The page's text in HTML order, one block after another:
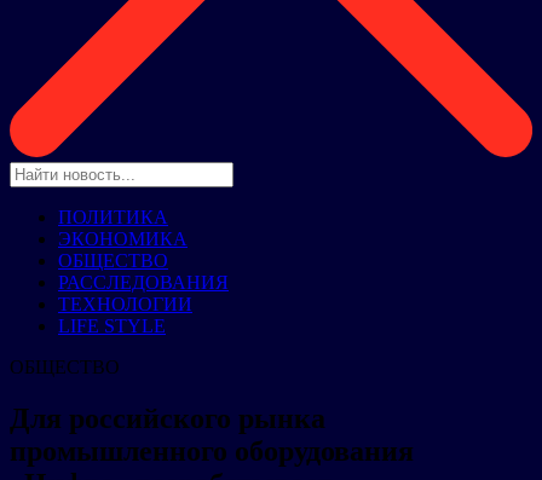
ПОЛИТИКА
ЭКОНОМИКА
ОБЩЕСТВО
РАССЛЕДОВАНИЯ
ТЕХНОЛОГИИ
LIFE STYLE
ОБЩЕСТВО
Для российского рынка
промышленного оборудования